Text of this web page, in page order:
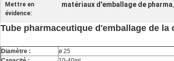
Mettre en
évidence:
matériaux d'emballage de pharma,
Tube pharmaceutique d'emballage de
Diamètre : ø 25